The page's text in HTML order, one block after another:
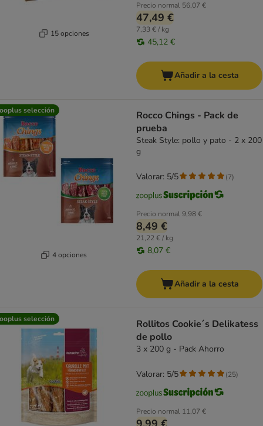
15 opciones
Precio normal 56,07 €
47,49 €
7,33 € / kg
45,12 €
Añadir a la cesta
selección
4 opciones
Rocco Chings - Pack de
prueba
Steak Style: pollo y pato - 2 x 200
g
Precio normal9,98 €
8,49 €
21,22 € / kg
8,07 €
Valorar: 5/5 (7)
Añadir a la cesta
selección
Rollitos Cookie´s Delikatess
de pollo
3 x 200 g - Pack Ahorro
Precio normal 11,07 €
Valorar: 5/5 (25)